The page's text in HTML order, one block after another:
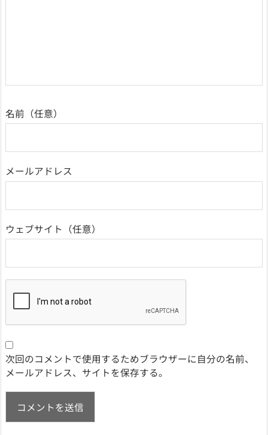
名前
メールアドレス
ウェブサイト
次回のコメントで使用するためブラウザーに自分の名前、
メールアドレス、サイトを保存する。